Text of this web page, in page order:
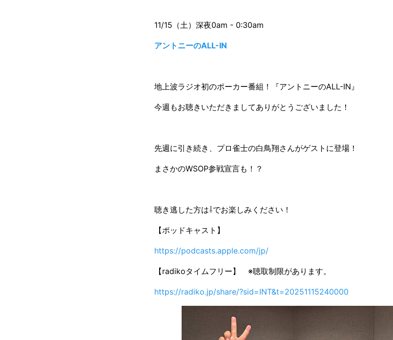
11/15（土）深夜0am - 0:30am
アントニーのALL-IN
地上波ラジオ初のポーカー番組！『アントニーのALL-IN』
今週もお聴きいただきましてありがとうございました！
先週に引き続き、プロ雀士の白鳥翔さんがゲストに登場！
まさかのWSOP参戦宣言も！？
聴き逃した方は⇩でお楽しみください！
【ポッドキャスト】
https://podcasts.apple.com/jp/
【radikoタイムフリー】 ※聴取制限があります。
https://radiko.jp/share/?sid=INT&t=20251115240000